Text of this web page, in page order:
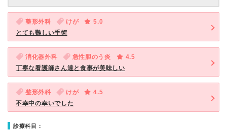
整形外科 けが
5.0
とても難しい手術
消化器外科 急性胆のう炎
4.5
丁寧な看護師さん達と食事が美味しい
整形外科 けが
4.5
不幸中の幸いでした
診療科目：